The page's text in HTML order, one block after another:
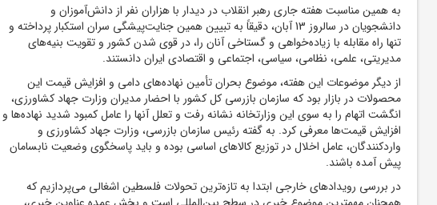
به همین مناسبت هفته جاری رهبر انقلاب در دیدار با هزاران نفر از دانش‌آموزان و
دانشجویان در سالروز 13 آبان، دقیقاً به تبیین همین جنایت‌پیشگی سران استکبار پرداخته و
تنها راه مقابله با زیاده‌خواهی و گستاخی آنان را، در قوی شدن کشور و تقویت بنیه‌های
مدیریتی، علمی، نظامی، سیاسی، اجتماعی و اقتصادی ایران دانستند.
از دیگر موضوعات این هفته، موضوع بحران تأمین نهاده‌های دامی و افزایش قیمت این
محصولات در بازار بود که سازمان بازرسی کل کشور با احضار مدیران وزارت جهاد کشاورزی،
انگشت اتهام را به سوی این وزارتخانه نشانه رفت و تعلل آنها را عامل کمبود شدید نهاده‌ها و
افزایش قیمت‌ها معرفی کرد. به گفته رئیس سازمان بازرسی، وزارت جهاد کشاورزی و
واردکنندگان، عامل اخلال در توزیع کالاهای اساسی بوده و باید پاسخگوی وضعیت نابسامان
پیش آمده باشند.
در بررسی رویدادهای خارجی ابتدا به تازه‌ترین تحولات فلسطین اشغالی می‌پردازیم که